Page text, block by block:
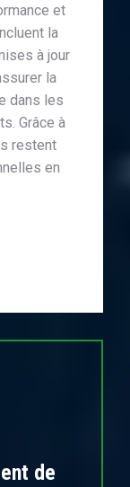
et
la
à jour
la
dans les
Grâce à
restent
en
de